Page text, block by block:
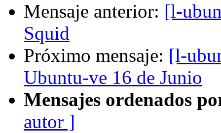
Mensaje anterior: [l-
Squid
Próximo mensaje: [l-
Ubuntu-ve 16 de Junio
Mensajes ordenados
autor ]